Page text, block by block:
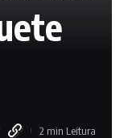
2 min Leitura